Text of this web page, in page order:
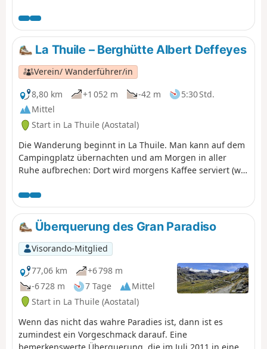
schwierig sein. Die Wege sind sehr gut markiert, sodass
es entlang der Wanderung keine wirklichen Probleme
gibt. Die Wanderung kann in beide Richtungen
unternommen werden. In dieser Richtung liegt der
wildeste Abschnitt am Anfang. Dies ist auch der
technisch anspruchsvollste Teil.
La Thuile – Berghütte Albert Deffeyes
Verein/ Wanderführer/in
8,80 km
+1 052 m -42 m
5:30 Std.
Mittel
Start in La Thuile (Aostatal)
Die Wanderung beginnt in La Thuile. Man kann auf dem
Campingplatz übernachten und am Morgen in aller
Ruhe aufbrechen: Dort wird morgens Kaffee serviert (wir
Nähe des Flusses liegt, kann es laut sein. Die Aussicht
entlang der Wanderung ist herrlich.
Überquerung des Gran Paradiso
Visorando-Mitglied
77,06 km
+6 798 m
-6 728 m
7 Tage
Mittel
Start in La Thuile (Aostatal)
Wenn das nicht das wahre Paradies ist, dann ist es
zumindest ein Vorgeschmack darauf. Eine